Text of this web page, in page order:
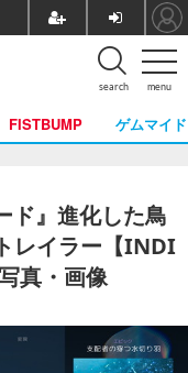
menu
search
FISTBUMP ゲムマイド
ド』進化した鳥
レイラー【INDI
真・画像